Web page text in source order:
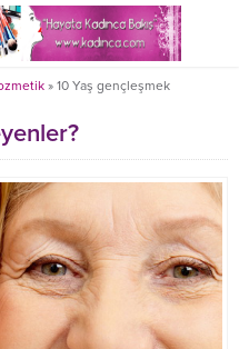
» 10 Yaş gençleşmek